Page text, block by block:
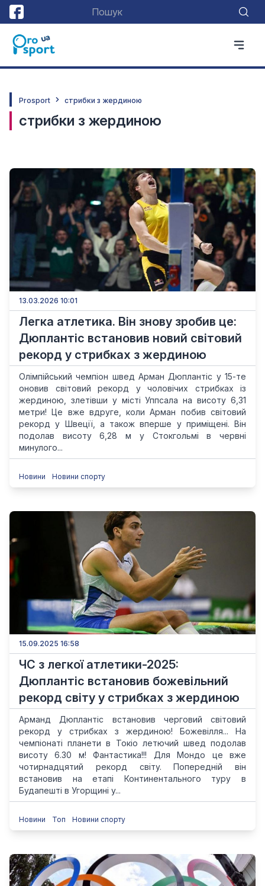
Prosport стрибки з жердиною
стрибки з жердиною
13.03.2026 10:01
Легка атлетика. Він знову зробив це:
Дюплантіс встановив новий світовий
рекорд у стрибках з жердиною
Олімпійський чемпіон швед Арман Дюплантіс у 15-те
оновив світовий рекорд у чоловічих стрибках із
жердиною, злетівши у місті Уппсала на висоту 6,31
метри! Це вже вдруге, коли Арман побив світовий
рекорд у Швеції, а також вперше у приміщені. Він
подолав висоту 6,28 м у Стокгольмі в червні
минулого...
Новини Новини спорту
15.09.2025 16:58
ЧС з легкої атлетики-2025:
Дюплантіс встановив божевільний
рекорд світу у стрибках з жердиною
Арманд Дюплантіс встановив черговий світовий
рекорд у стрибках з жердиною! Божевілля... На
чемпіонаті планети в Токіо летючий швед подолав
висоту 6.30 м! Фантастика!!! Для Мондо це вже
чотирнадцятий рекорд світу. Попередній він
встановив на етапі Континентального туру в
Будапешті в Угорщині у...
Новини Топ Новини спорту